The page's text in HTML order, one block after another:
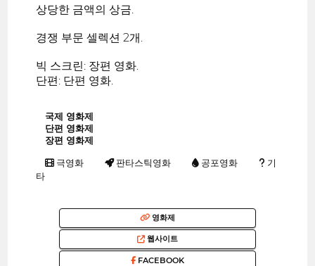
상당한 금액의 상금.
경쟁 부문 셀렉션 2개.
빅 스크린: 장편 영화.
단편: 단편 영화.
국제 영화제
단편 영화제
장편 영화제
극영화 판타스틱영화 공포영화
기
타
영화제
웹사이트
FACEBOOK